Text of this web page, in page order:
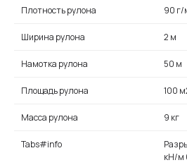
Плотность рулона 90 г/
Ширина рулона 2 м
Намотка рулона 50 м
Площадь рулона 100
Масса рулона 9 кг
Tabs#info
кН/м